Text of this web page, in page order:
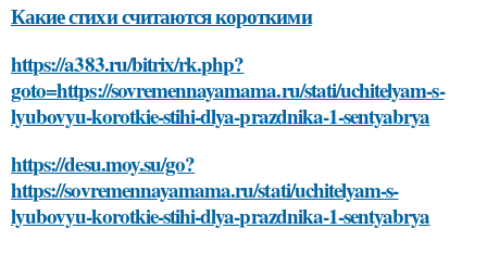
Какие стихи считаются короткими
https://a383.ru/bitrix/rk.php?
goto=https://sovremennayamama.ru/stati/uchitelyam-s-
lyubovyu-korotkie-stihi-dlya-prazdnika-1-sentyabrya
https://desu.moy.su/go?
https://sovremennayamama.ru/stati/uchitelyam-s-
lyubovyu-korotkie-stihi-dlya-prazdnika-1-sentyabrya